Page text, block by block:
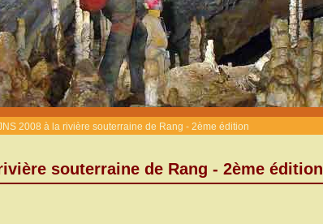
2008 à la rivière souterraine de Rang - 2ème édition
souterraine de Rang - 2ème édition